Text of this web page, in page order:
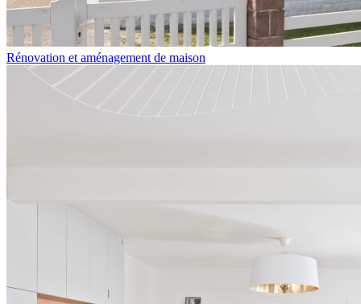
Rénovation et aménagement de maison